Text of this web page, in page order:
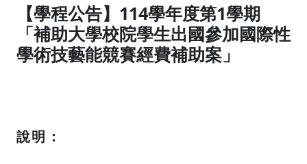
【學程公告】114學年度第1學期
「補助大學校院學生出國參加國際性
學術技藝能競賽經費補助案」
說明：